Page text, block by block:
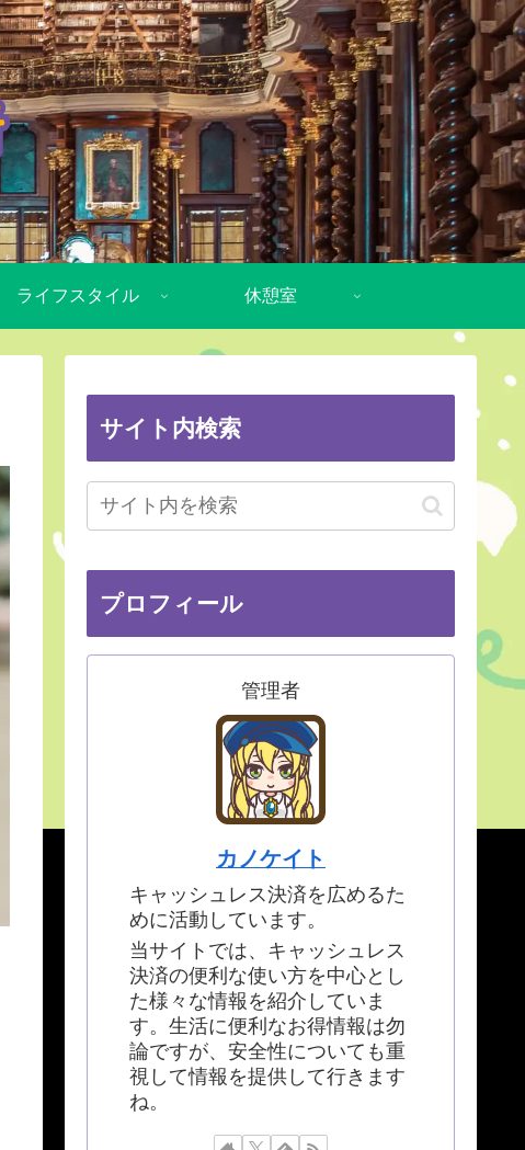
ライフスタイル 休憩室
サイト内検索
プロフィール
管理者
カノケイト
キャッシュレス決済を広めるた
めに活動しています。
当サイトでは、キャッシュレス
決済の便利な使い方を中心とし
た様々な情報を紹介していま
す。生活に便利なお得情報は勿
論ですが、安全性についても重
視して情報を提供して行きます
ね。